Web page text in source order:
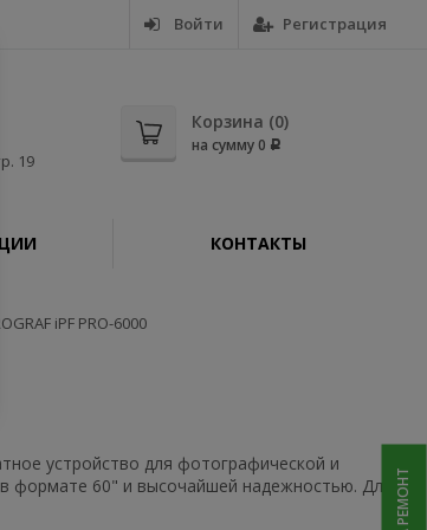
Войти Регистрация
19
Корзина (0)
на сумму0 Р
КОНТАКТЫ
iPF PRO-6000
устройство для фотографической и
формате 60" и высочайшей надежностью. Для